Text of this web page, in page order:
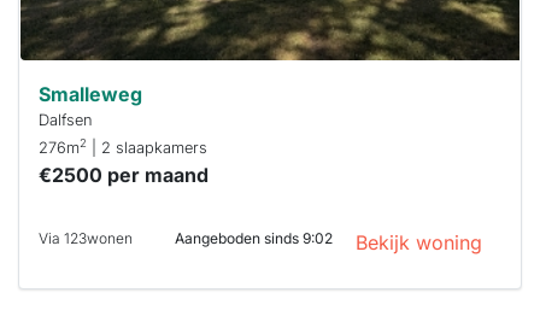
Smalleweg
Dalfsen
276m2 | 2 slaapkamers
€2500 per maand
Via 123wonen Aangeboden sinds 9:02 Bekijk woning